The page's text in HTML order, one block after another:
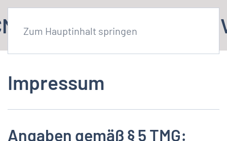
Zum Hauptinhalt springen
Netzwerk Sachsen
Impressum
Angaben gemäß § 5 TMG: